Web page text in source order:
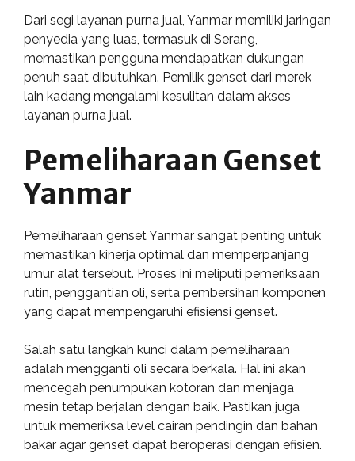
Dari segi layanan purna jual, Yanmar memiliki jaringan
penyedia yang luas, termasuk di Serang,
memastikan pengguna mendapatkan dukungan
penuh saat dibutuhkan. Pemilik genset dari merek
lain kadang mengalami kesulitan dalam akses
layanan purna jual.
Pemeliharaan Genset
Yanmar
Pemeliharaan genset Yanmar sangat penting untuk
memastikan kinerja optimal dan memperpanjang
umur alat tersebut. Proses ini meliputi pemeriksaan
rutin, penggantian oli, serta pembersihan komponen
yang dapat mempengaruhi efisiensi genset.
Salah satu langkah kunci dalam pemeliharaan
adalah mengganti oli secara berkala. Hal ini akan
mencegah penumpukan kotoran dan menjaga
mesin tetap berjalan dengan baik. Pastikan juga
untuk memeriksa level cairan pendingin dan bahan
bakar agar genset dapat beroperasi dengan efisien.